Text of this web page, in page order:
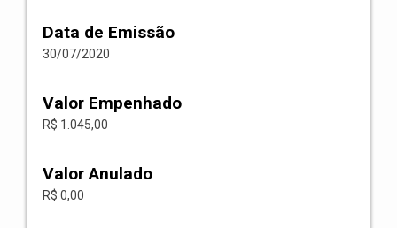
Data de Emissão
30/07/2020
Valor Empenhado
R$ 1.045,00
Valor Anulado
R$ 0,00